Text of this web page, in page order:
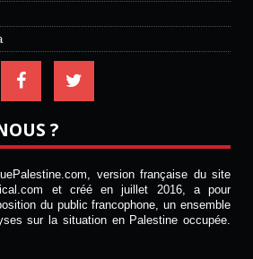
?
version française du site
et créé en juillet 2016, a pour
du public francophone, un ensemble
sur la situation en Palestine occupée.